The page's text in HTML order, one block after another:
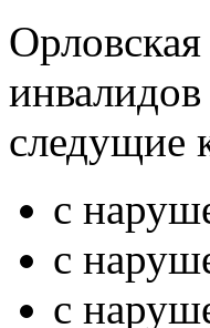
следущие
с
с
с